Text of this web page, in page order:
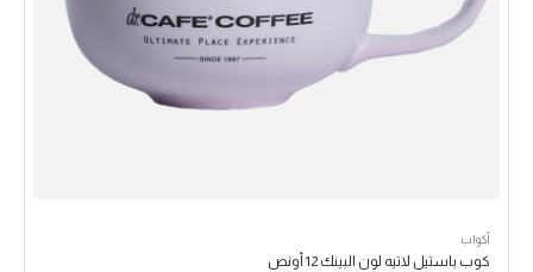
أكواب
كوب باستيل لاتيه لون البينك 12 أونص